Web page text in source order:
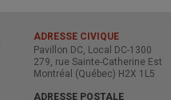
ADRESSE CIVIQUE
Pavillon DC, Local DC-1300
279, rue Sainte-Catherine Est
Montréal (Québec) H2X 1L5
ADRESSE POSTALE